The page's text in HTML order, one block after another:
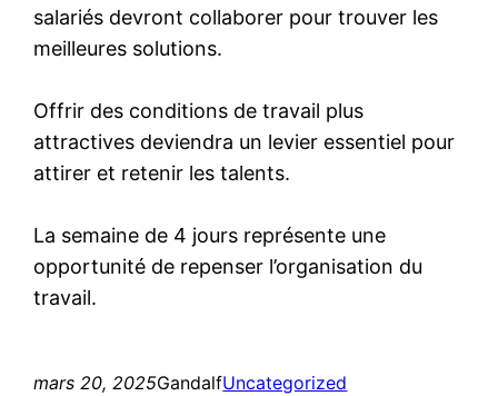
salariés devront collaborer pour trouver les
meilleures solutions.
Offrir des conditions de travail plus
attractives deviendra un levier essentiel pour
attirer et retenir les talents.
La semaine de 4 jours représente une
opportunité de repenser l’organisation du
travail.
mars 20, 2025GandalfUncategorized